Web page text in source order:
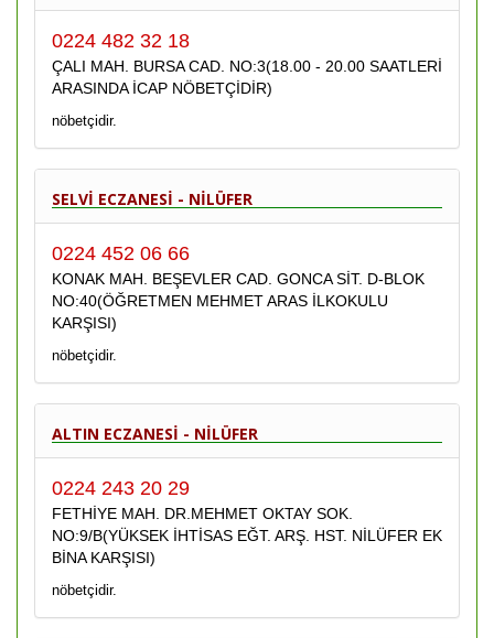
0224 482 32 18
ÇALI MAH. BURSA CAD. NO:3(18.00 - 20.00 SAATLERİ
ARASINDA İCAP NÖBETÇİDİR)
nöbetçidir.
SELVİ ECZANESİ - NİLÜFER
0224 452 06 66
KONAK MAH. BEŞEVLER CAD. GONCA SİT. D-BLOK
NO:40(ÖĞRETMEN MEHMET ARAS İLKOKULU
KARŞISI)
nöbetçidir.
ALTIN ECZANESİ - NİLÜFER
0224 243 20 29
FETHİYE MAH. DR.MEHMET OKTAY SOK.
NO:9/B(YÜKSEK İHTİSAS EĞT. ARŞ. HST. NİLÜFER EK
BİNA KARŞISI)
nöbetçidir.